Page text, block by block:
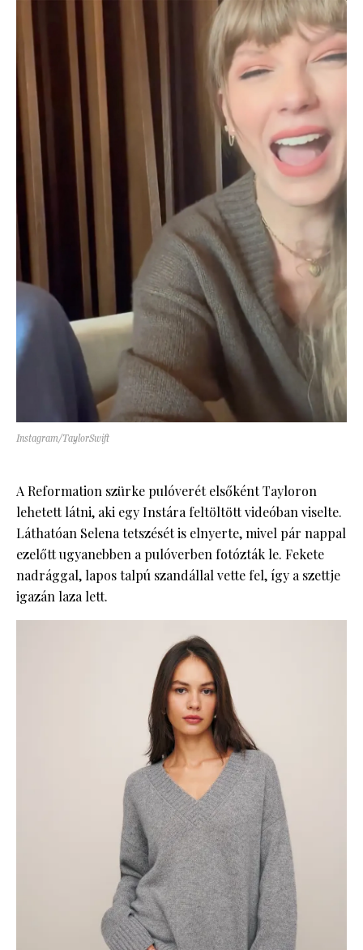
Instagram/TaylorSwift
A Reformation szürke pulóverét elsőként Tayloron
lehetett látni, aki egy Instára feltöltött videóban viselte.
Láthatóan Selena tetszését is elnyerte, mivel pár nappal
ezelőtt ugyanebben a pulóverben fotózták le. Fekete
nadrággal, lapos talpú szandállal vette fel, így a szettje
igazán laza lett.